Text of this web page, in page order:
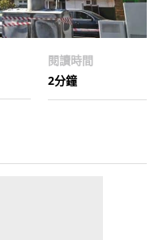
閱讀時間
2分鐘